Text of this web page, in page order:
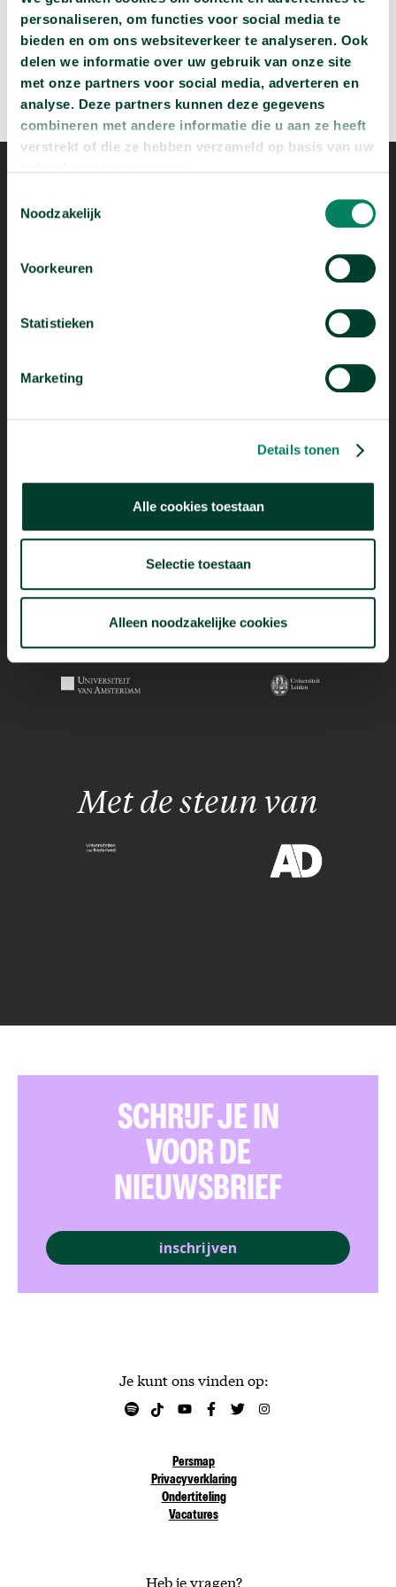
personaliseren, om functies voor social media te
bieden en om ons websiteverkeer te analyseren. Ook
delen we informatie over uw gebruik van onze site
met onze partners voor social media, adverteren en
analyse. Deze partners kunnen deze gegevens
combineren met andere informatie die u aan ze heeft
verstrekt of die ze hebben verzameld op basis van uw
Noodzakelijk
Voorkeuren
Statistieken
Marketing
Details tonen
Alle cookies toestaan
Selectie toestaan
Alleen noodzakelijke cookies
Met de steun van
Je kunt ons vinden op:
Persmap
Privacyverklaring
Ondertiteling
Vacatures
Heb je vragen?
SCHRIJF JE IN
VOOR DE
NIEUWSBRIEF
inschrijven